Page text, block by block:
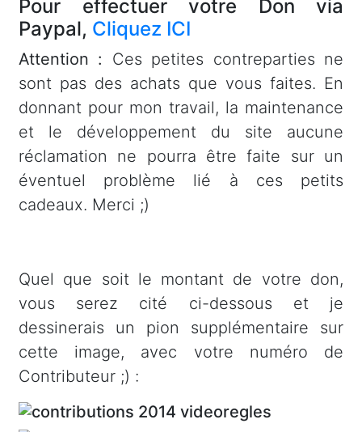
Pour effectuer votre Don via
Paypal, Cliquez ICI
Attention :
Ces petites contreparties ne
sont pas des achats que vous faites. En
donnant pour mon travail, la maintenance
et le développement du site aucune
réclamation ne pourra être faite sur un
éventuel problème lié à ces petits
cadeaux. Merci ;)
Quel que soit le montant de votre don,
vous serez cité ci-dessous et je
dessinerais un pion supplémentaire sur
cette image, avec votre numéro de
Contributeur ;) :